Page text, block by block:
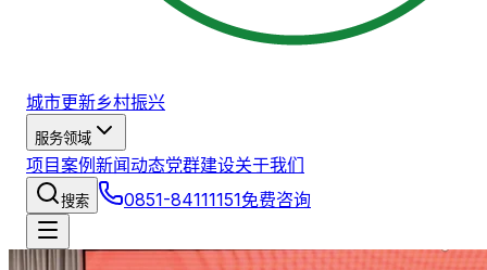
城市更新乡村振兴
服务领域
项目案例 新闻动态党群建设关于我们
搜索 0851-84111151免费咨询